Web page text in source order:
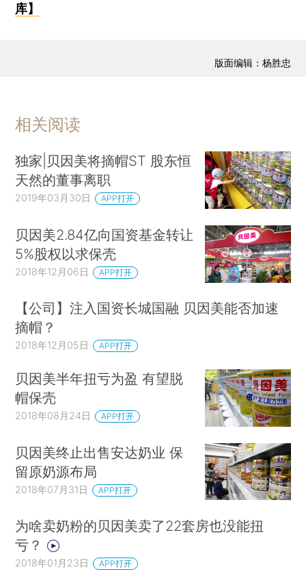
库】
版面编辑：杨胜忠
相关阅读
独家|贝因美将摘帽ST 股东恒
天然的董事离职
2019年03月30日 APP打开
贝因美2.84亿向国资基金转让
5%股权以求保壳
2018年12月06日 APP打开
【公司】注入国资长城国融 贝因美能否加速
摘帽？
2018年12月05日 APP打开
贝因美半年扭亏为盈 有望脱
帽保壳
2018年08月24日 APP打开
贝因美终止出售安达奶业 保
留原奶源布局
2018年07月31日 APP打开
为啥卖奶粉的贝因美卖了22套房也没能扭
亏？
2018年01月23日 APP打开